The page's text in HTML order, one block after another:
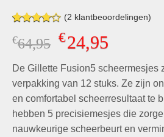
Gewaardeerd
4.00op
op klant
waarderingen
(2 klantbeoordelingen)
€64,95 Oorspronkelijke
was:
€64,95.
€24,95Huidige
is:
€24,95.
De Gillette Fusion5 scheermesjes
verpakking van 12 stuks. Ze zijn
en comfortabel scheerresultaat te
hebben 5 precisiemesjes die
nauwkeurige scheerbeurt en